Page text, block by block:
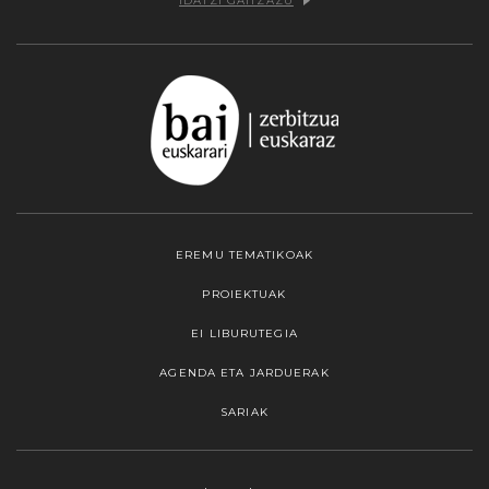
EREMU TEMATIKOAK
PROIEKTUAK
EI LIBURUTEGIA
AGENDA ETA JARDUERAK
SARIAK